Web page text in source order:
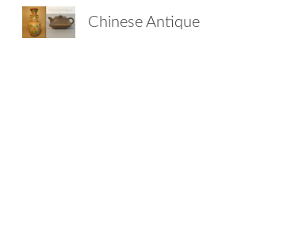
Chinese Antique